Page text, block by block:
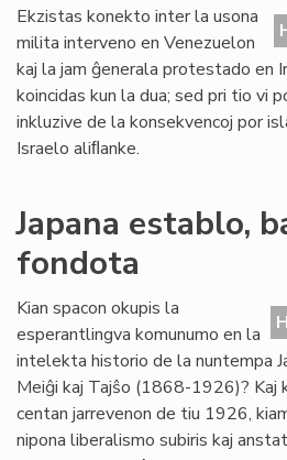
Ekzistas konekto inter la usona
milita interveno en Venezuelon
kaj la jam ĝenerala protestado en
koincidas kun la dua; sed pri tio vi
inkluzive de la konsekvencoj por
Israelo aliﬂanke.
Japana establo,
fondota
Kian spacon okupis la
esperantlingva komunumo en la
intelekta historio de la nuntempa
Meiĝi kaj Tajŝo (1868-1926)? Kaj
centan jarrevenon de tiu 1926,
nipona liberalismo subiris kaj